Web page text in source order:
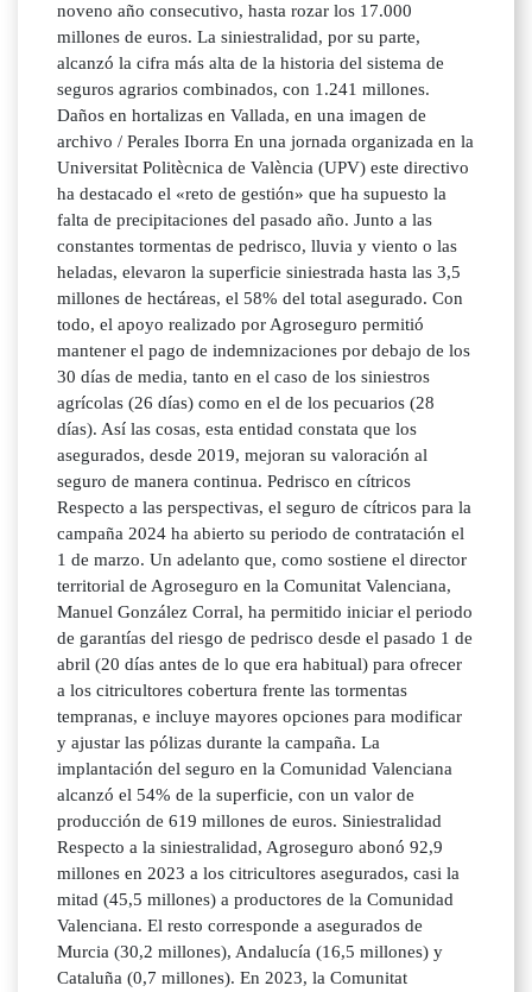
noveno año consecutivo, hasta rozar los 17.000
millones de euros. La siniestralidad, por su parte,
alcanzó la cifra más alta de la historia del sistema de
seguros agrarios combinados, con 1.241 millones.
Daños en hortalizas en Vallada, en una imagen de
archivo / Perales Iborra En una jornada organizada en la
Universitat Politècnica de València (UPV) este directivo
ha destacado el «reto de gestión» que ha supuesto la
falta de precipitaciones del pasado año. Junto a las
constantes tormentas de pedrisco, lluvia y viento o las
heladas, elevaron la superficie siniestrada hasta las 3,5
millones de hectáreas, el 58% del total asegurado. Con
todo, el apoyo realizado por Agroseguro permitió
mantener el pago de indemnizaciones por debajo de los
30 días de media, tanto en el caso de los siniestros
agrícolas (26 días) como en el de los pecuarios (28
días). Así las cosas, esta entidad constata que los
asegurados, desde 2019, mejoran su valoración al
seguro de manera continua. Pedrisco en cítricos
Respecto a las perspectivas, el seguro de cítricos para la
campaña 2024 ha abierto su periodo de contratación el
1 de marzo. Un adelanto que, como sostiene el director
territorial de Agroseguro en la Comunitat Valenciana,
Manuel González Corral, ha permitido iniciar el periodo
de garantías del riesgo de pedrisco desde el pasado 1 de
abril (20 días antes de lo que era habitual) para ofrecer
a los citricultores cobertura frente las tormentas
tempranas, e incluye mayores opciones para modificar
y ajustar las pólizas durante la campaña. La
implantación del seguro en la Comunidad Valenciana
alcanzó el 54% de la superficie, con un valor de
producción de 619 millones de euros. Siniestralidad
Respecto a la siniestralidad, Agroseguro abonó 92,9
millones en 2023 a los citricultores asegurados, casi la
mitad (45,5 millones) a productores de la Comunidad
Valenciana. El resto corresponde a asegurados de
Murcia (30,2 millones), Andalucía (16,5 millones) y
Cataluña (0,7 millones). En 2023, la Comunitat